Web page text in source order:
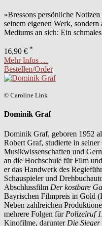
»Bressons persönliche
seinem eigenen Werk,
Mediums an sich: Ein
16,90 € *
Mehr Infos …
Bestellen/Order
© Caroline Link
Dominik Graf
Dominik Graf, geboren 1952
Robert Graf, studierte in
Musikwissenschaften und
an die Hochschule für Film
er das Handwerk des
Schauspieler und
Abschlussfilm Der kostbare
Bayrischen Filmpreis in Gold
Neben zahlreichen
mehrere Folgen für Polizeiruf
Kinofilme, darunter Die Sieger